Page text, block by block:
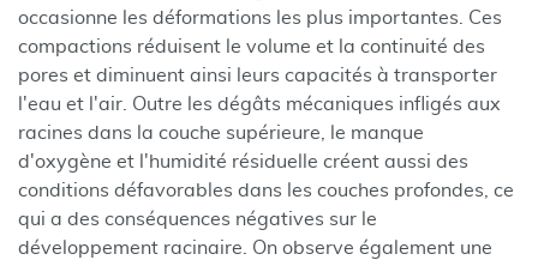
occasionne les déformations les plus importantes. Ces
compactions réduisent le volume et la continuité des
pores et diminuent ainsi leurs capacités à transporter
l'eau et l'air. Outre les dégâts mécaniques infligés aux
racines dans la couche supérieure, le manque
d'oxygène et l'humidité résiduelle créent aussi des
conditions défavorables dans les couches profondes, ce
qui a des conséquences négatives sur le
développement racinaire. On observe également une